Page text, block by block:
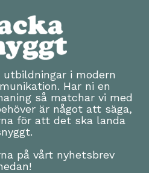
i modern
Har ni en
så matchar vi med
är något att säga,
för att det ska landa
på vårt nyhetsbrev